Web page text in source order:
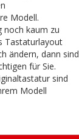
Modell.
noch kaum zu
Tastaturlayout
ändern, dann sind
für Sie.
sind
Modell